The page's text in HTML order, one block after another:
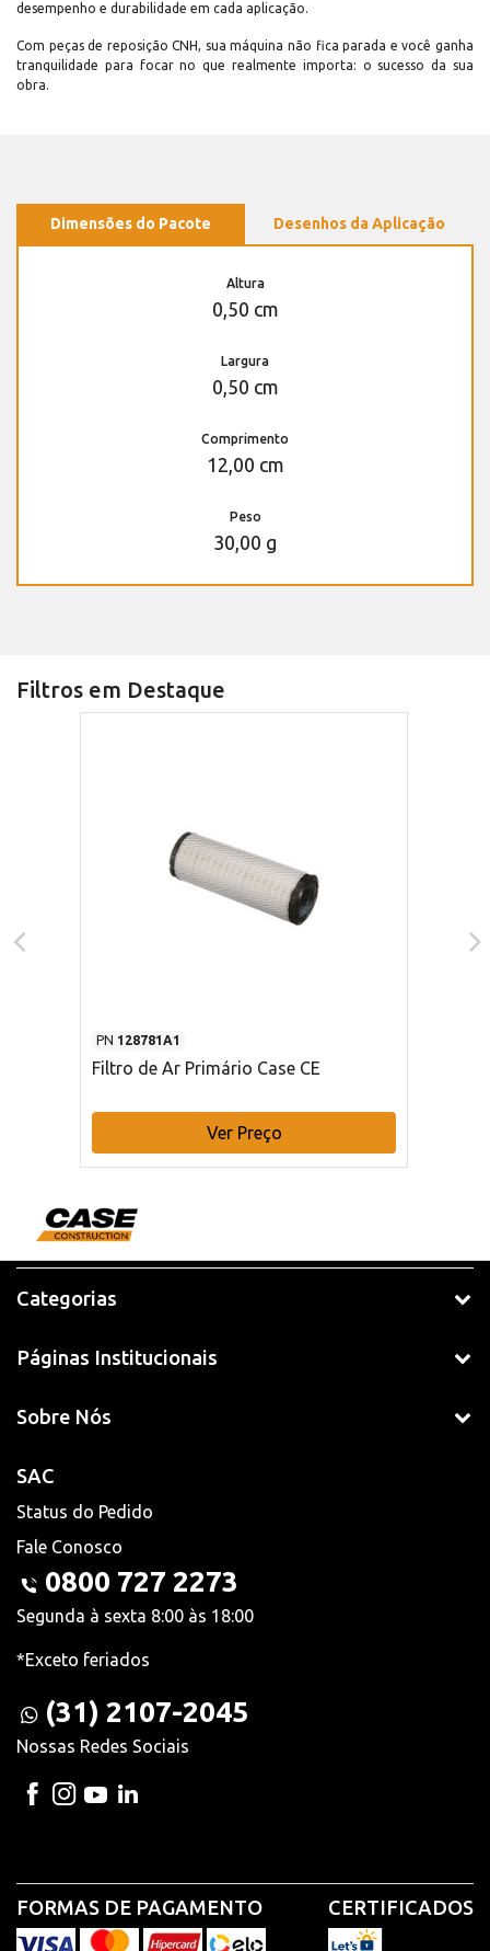
desempenho e durabilidade em cada aplicação.
Com peças de reposição CNH, sua máquina não fica parada e você ganha
tranquilidade para focar no que realmente importa: o sucesso da sua
obra.
Dimensões do Pacote Desenhos da Aplicação
Altura
0,50 cm
Largura
0,50 cm
Comprimento
12,00 cm
Peso
30,00 g
Filtros em Destaque
PN 128781A1
Filtro de Ar Primário Case CE
Ver Preço
Categorias
Páginas Institucionais
Sobre Nós
SAC
Status do Pedido
Fale Conosco
0800 727 2273
Segunda à sexta 8:00 às 18:00
*Exceto feriados
(31) 2107-2045
Nossas Redes Sociais
FORMAS DE PAGAMENTO CERTIFICADOS